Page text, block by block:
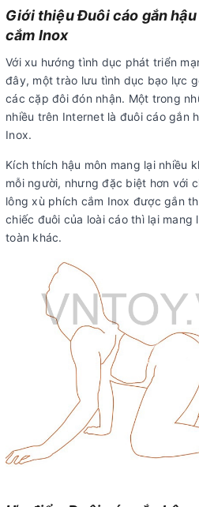
Giới thiệu Đuôi cáo gắn
cắm Inox
Với xu hướng tình dục phát triển
đây, một trào lưu tình dục bạo lực
các cặp đôi đón nhận. Một trong
nhiều trên Internet là đuôi cáo gắn
Inox.
Kích thích hậu môn mang lại nhiều
mỗi người, nhưng đặc biệt hơn với
lông xù phích cắm Inox được gắn
chiếc đuôi của loài cáo thì lại mang
toàn khác.